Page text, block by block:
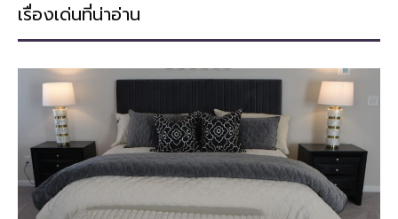
เรื่องเด่นที่น่าอ่าน